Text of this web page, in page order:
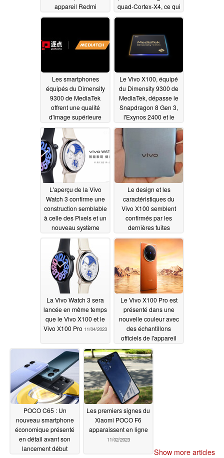
appareil Redmi
11/18/2023
quad-Cortex-X4, ce qui
permet d'augmenter
pointe de 40 % et
d'économiser 33 %
d'énergie par rapport
11/07/2023
Les smartphones
équipés du Dimensity
9300 de MediaTek
offrent une qualité
d'image supérieure
grâce à la
collaboration avec
Pixelworks11/07/2023
Le Vivo X100, équipé
du Dimensity 9300 de
MediaTek, dépasse le
Snapdragon 8 Gen 3,
l'Exynos 2400 et le
Apple A17 Pro dans
Geekbench
11/07/2023
L'aperçu de la Vivo
Watch 3 confirme une
construction semblable
à celle des Pixels et un
nouveau système
d'exploitation11/07/2023
Le design et les
caractéristiques du
Vivo X100 semblent
confirmés par les
dernières fuites
11/06/2023
La Vivo Watch 3 sera
lancée en même temps
que le Vivo X100 et le
Vivo X100 Pro 11/04/2023
Le Vivo X100 Pro est
présenté dans une
nouvelle couleur avec
des échantillons
officiels de l'appareil
photo, tandis que les
spécifications de
l'appareil photo du
Vivo X100 sont
détaillées11/04/2023
POCO C65 : Un
nouveau smartphone
économique présenté
en détail avant son
lancement début
Les premiers signes du
Xiaomi POCO F6
apparaissent en ligne
11/02/2023
Show more articles